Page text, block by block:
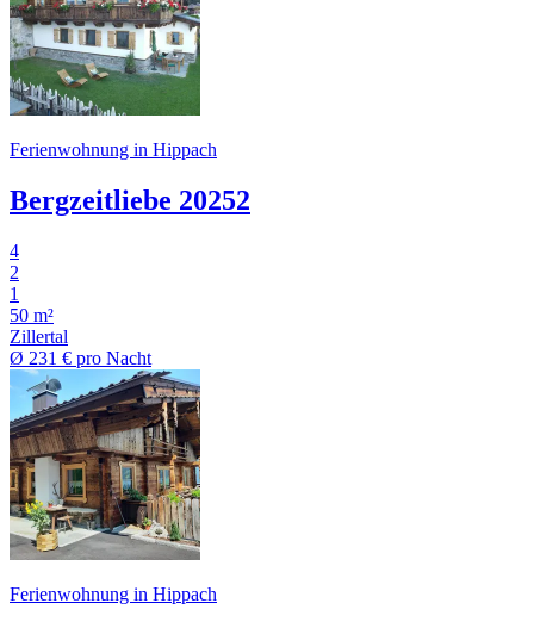
Ferienwohnung in Hippach
Bergzeitliebe 20252
4
2
1
50 m²
Zillertal
Ø 231 € pro Nacht
Ferienwohnung in Hippach